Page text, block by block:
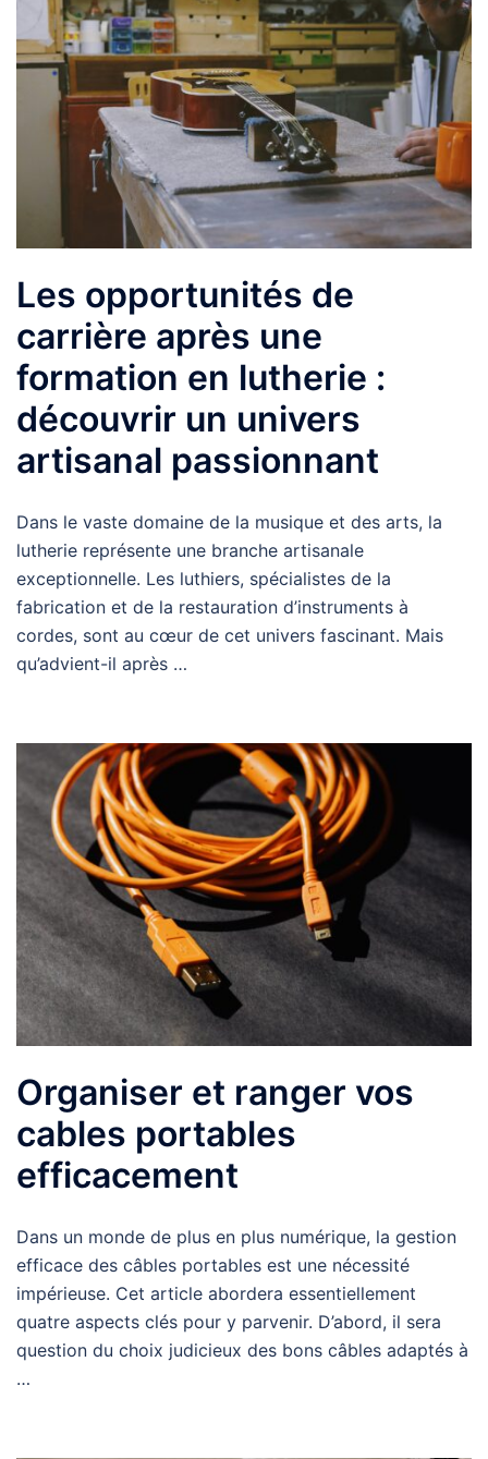
Les opportunités de
carrière après une
formation en lutherie :
découvrir un univers
artisanal passionnant
Dans le vaste domaine de la musique et des arts, la
lutherie représente une branche artisanale
exceptionnelle. Les luthiers, spécialistes de la
fabrication et de la restauration d’instruments à
cordes, sont au cœur de cet univers fascinant. Mais
qu’advient-il après …
Organiser et ranger vos
cables portables
efficacement
Dans un monde de plus en plus numérique, la gestion
efficace des câbles portables est une nécessité
impérieuse. Cet article abordera essentiellement
quatre aspects clés pour y parvenir. D’abord, il sera
question du choix judicieux des bons câbles adaptés à
…